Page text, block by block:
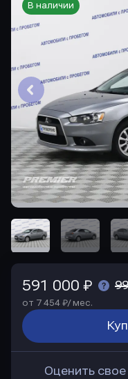
В наличии
591 000 ₽
от 7 454 ₽/ мес.
Оценить свое